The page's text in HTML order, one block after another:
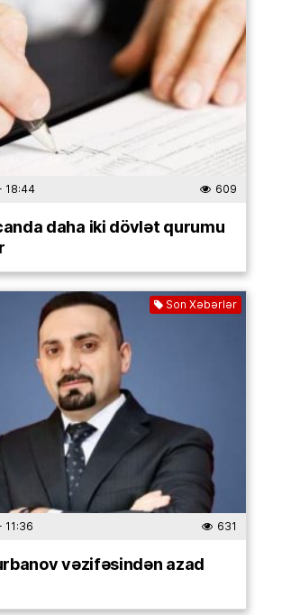
18:44 609
daha iki dövlət qurumu
Son Xəbərlər
11:36 631
vəzifəsindən azad